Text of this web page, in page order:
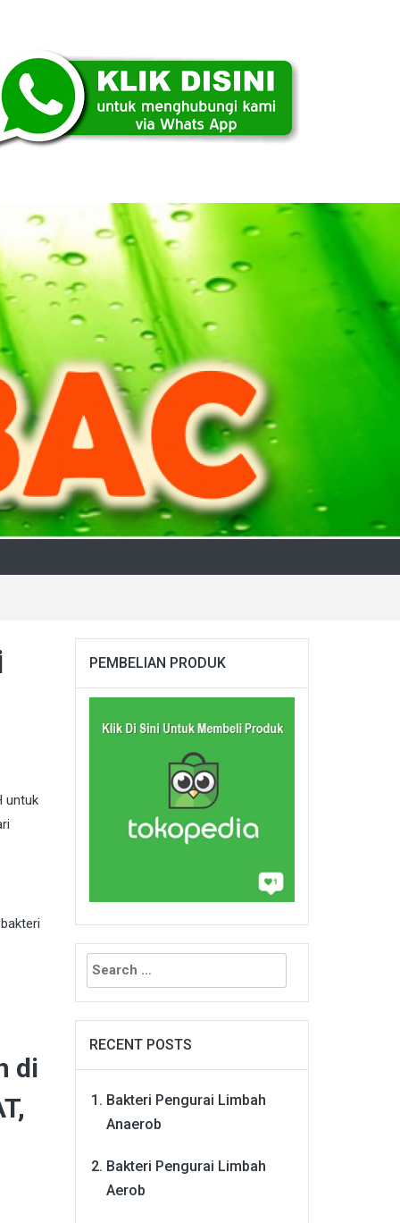
untuk
di
PEMBELIAN PRODUK
Search
for:
RECENT POSTS
Bakteri Pengurai Limbah
Anaerob
Bakteri Pengurai Limbah
Aerob